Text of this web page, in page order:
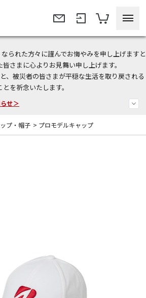
られた方々に謹んでお悔やみを申し上げますと
さまに心よりお見舞い申し上げます。
、被災者の皆さまが平穏な生活を取り戻される
とを祈念いたします。
円OFFクーポンプレゼント！
せ＞
送・お問い合わせ＞
プ・帽子 > プロモデルキャップ